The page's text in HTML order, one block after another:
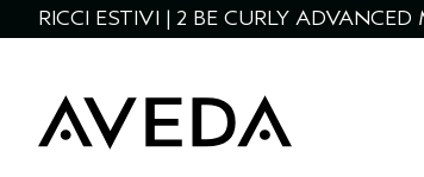
RICCI ESTIVI | 2 BE CURLY